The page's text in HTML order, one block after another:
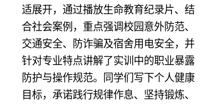
适展开，通过播放生命教育纪录片、结
合社会案例，重点强调校园意外防范、
交通安全、防诈骗及宿舍用电安全，并
针对专业特点讲解了实训中的职业暴露
防护与操作规范。同学们写下个人健康
目标，承诺践行规律作息、坚持锻炼、